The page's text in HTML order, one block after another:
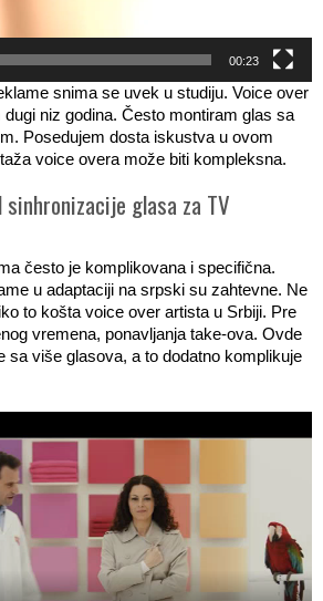
00:23
snima se uvek u studiju. Voice over
niz godina. Često montiram glas sa
Posedujem dosta iskustva u ovom
voice overa može biti kompleksna.
sinhronizacije glasa za TV
često je komplikovana i specifična.
u adaptaciji na srpski su zahtevne. Ne
to košta voice over artista u Srbiji. Pre
vremena, ponavljanja take-ova. Ovde
sa više glasova, a to dodatno komplikuje